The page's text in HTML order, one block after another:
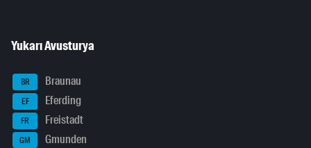
Yukarı Avusturya
BR Braunau
EF Eferding
FR Freistadt
GM Gmunden